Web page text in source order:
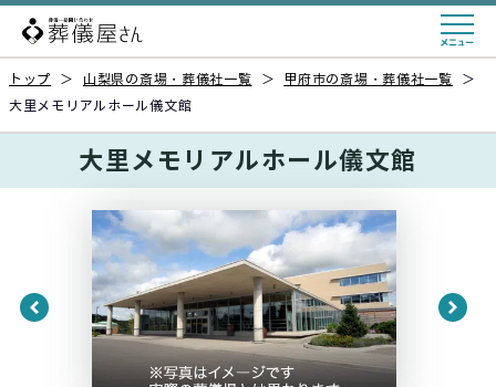
トップ ＞ 山梨県の斎場・葬儀社一覧 ＞ 甲府市の斎場・葬儀社一覧
＞
大里メモリアルホール儀文館
大里メモリアルホール儀文館